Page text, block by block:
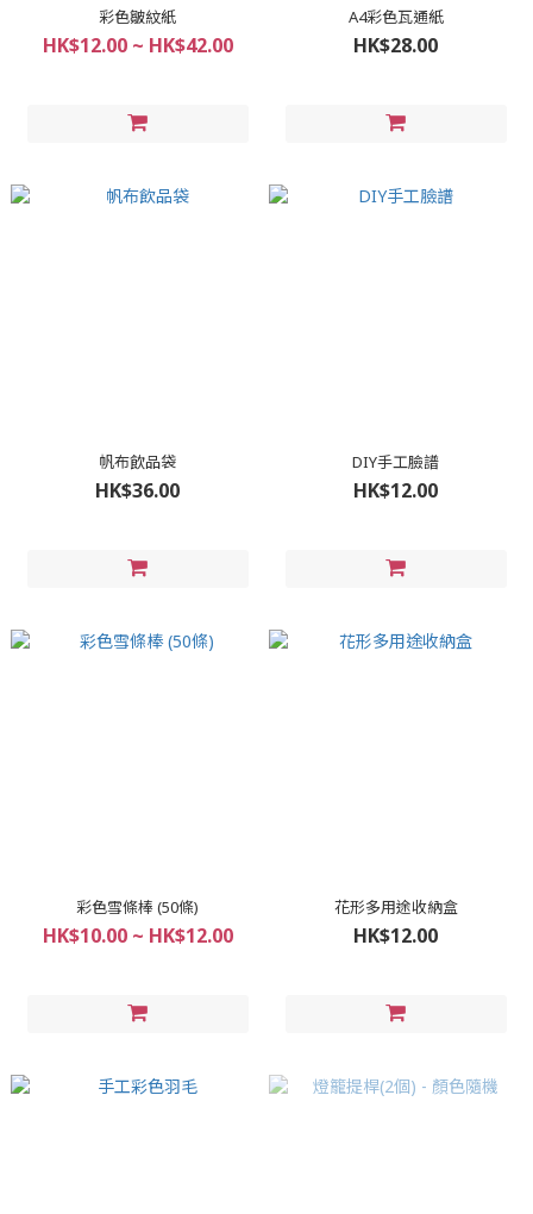
彩色皺紋紙
HK$12.00 ~ HK$42.00
A4彩色瓦通紙
HK$28.00
帆布飲品袋
HK$36.00
DIY手工臉譜
HK$12.00
彩色雪條棒 (50條)
HK$10.00 ~ HK$12.00
花形多用途收納盒
HK$12.00